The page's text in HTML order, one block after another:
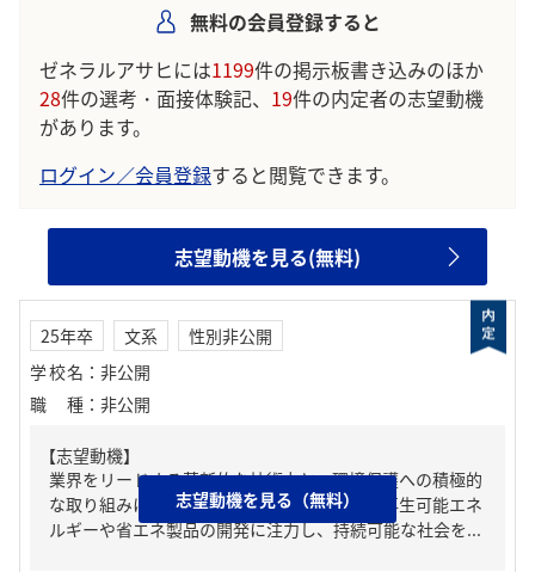
無料の会員登録すると
ゼネラルアサヒには1199件の掲示板書き込みのほか
28件の選考・面接体験記、 19件の内定者の志望動機
があります。
ログイン／会員登録すると閲覧できます。
志望動機を見る(無料)
25年卒 文系
性別非公開
学校名 ： 非公開
職種 ： 非公開
【志望動機】
業界をリードする革新的な技術力と、環境保護への積極的
な取り組みに深く共感したからです。特に、再生可能エネ
ルギーや省エネ製品の開発に注力し、持続可能な社会を...
志望動機を見る（無料）